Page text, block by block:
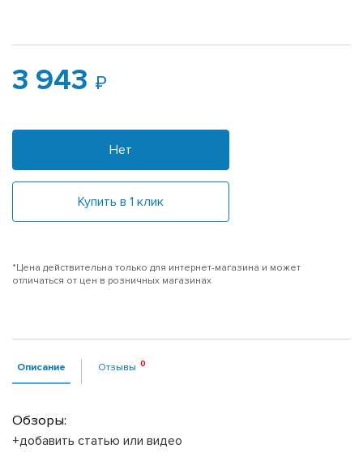
3 943
Нет
Купить в 1 клик
*Цена действительна только для интернет-магазина и может
отличаться от цен в розничных магазинах
Описание Отзывы
Обзоры:
+добавить статью или видео